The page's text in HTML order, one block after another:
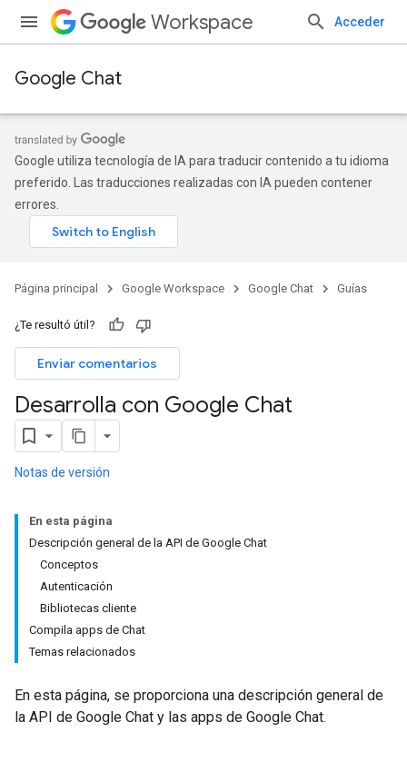
Workspace Acceder
Google Chat
Google utiliza tecnología de IA para traducir contenido a tu idioma
preferido. Las traducciones realizadas con IA pueden contener
errores.
Página principal Google Workspace Google Chat Guías
¿Te resultó útil?
Enviar comentarios
Desarrolla con Google Chat
Notas de versión
En esta página
Descripción general de la API de Google Chat
Conceptos
Autenticación
Bibliotecas cliente
Compila apps de Chat
Temas relacionados
En esta página, se proporciona una descripción general de
la API de Google Chat y las apps de Google Chat.